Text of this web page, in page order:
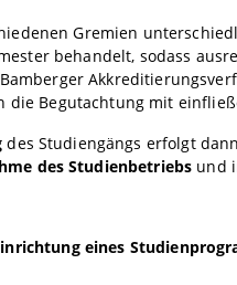
Gremien
behandelt, sodass
die Begutachtung mit
des Studiengängs erfolgt
des Studienbetriebs und
eines